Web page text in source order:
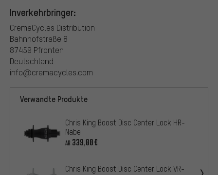
Inverkehrbringer:
CremaCycles Distribution
Bahnhofstraße 8
87459 Pfronten
Deutschland
info@cremacycles.com
Verwandte Produkte
Chris King Boost Disc Center Lock HR-
Nabe
AB 339,00€
Chris King Boost Disc Center Lock VR-